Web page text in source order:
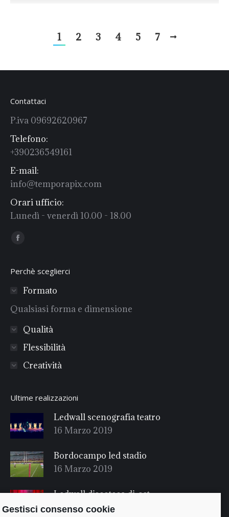
Gestisci consenso cookie
1 2 3 4 5 7
Contattaci
P.iva 09692620967
Telefono:
+390236549161
E-mail:
info@temporapix.com
Orari ufficio:
Lunedì - venerdì 10.00 - 18.00
Find us on:
Facebook
Perchè sceglierci
Formato
Qualsiasi forma e dimensione
Qualità
Flessibilità
Creatività
Ultime realizzazioni
Ledwall scenografia teatro
16 Marzo 2019
Bordocampo led stadio
16 Marzo 2019
Ledwall discoteca dj-set
16 Marzo 2019